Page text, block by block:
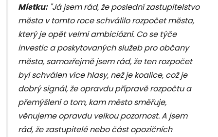
Místku:"Já jsem rád, že poslední zastupitelstvo
města v tomto roce schválilo rozpočet města,
který je opět velmi ambiciózní. Co se týče
investic a poskytovaných služeb pro občany
města, samozřejmě jsem rád, že ten rozpočet
byl schválen více hlasy, než je koalice, což je
dobrý signál, že opravdu přípravě rozpočtu a
přemýšlení o tom, kam město směřuje,
věnujeme opravdu velkou pozornost. A jsem
rád, že zastupitelé nebo část opozičních